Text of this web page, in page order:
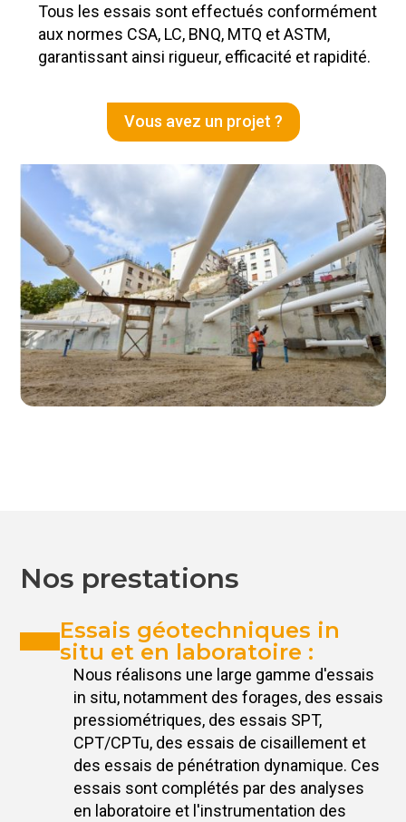
Tous les essais sont effectués conformément
aux normes CSA, LC, BNQ, MTQ et ASTM,
garantissant ainsi rigueur, efficacité et rapidité.
Vous avez un projet ?
Nos prestations
Essais géotechniques in
situ et en laboratoire :
Nous réalisons une large gamme d'essais
in situ, notamment des forages, des essais
pressiométriques, des essais SPT,
CPT/CPTu, des essais de cisaillement et
des essais de pénétration dynamique. Ces
essais sont complétés par des analyses
en laboratoire et l'instrumentation des